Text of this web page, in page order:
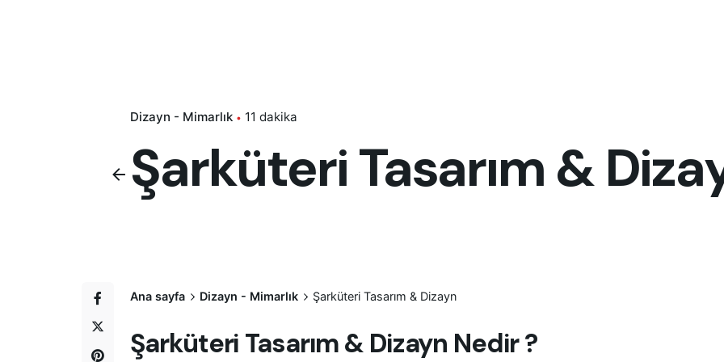
Dizayn - Mimarlık 11 dakika
Şarküteri Tasarım &
Ana sayfa Dizayn - Mimarlık Şarküteri Tasarım & Dizayn
Şarküteri Tasarım & Dizayn Nedir ?